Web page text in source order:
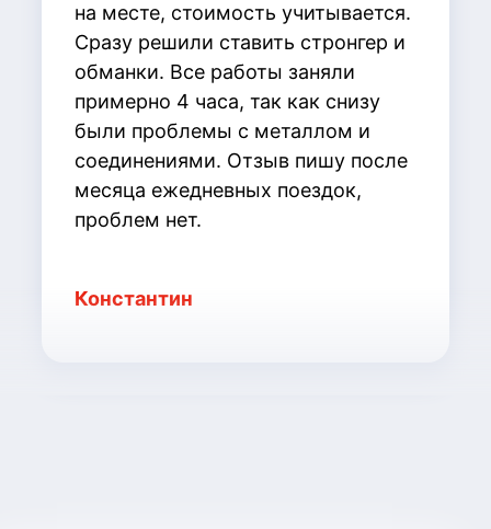
на месте, стоимость учитывается.
Сразу решили ставить стронгер и
обманки. Все работы заняли
примерно 4 часа, так как снизу
были проблемы с металлом и
соединениями. Отзыв пишу после
месяца ежедневных поездок,
проблем нет.
Константин